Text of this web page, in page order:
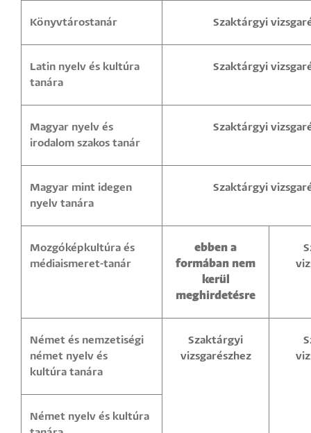
Könyvtárostanár Szaktárgyi
Latin nyelv és kultúra
tanára
Szaktárgyi
Magyar nyelv és
irodalom szakos tanár
Szaktárgyi
Magyar mint idegen
nyelv tanára
Szaktárgyi
Mozgóképkultúra és
médiaismeret-tanár
ebben a
formában nem
kerül
meghirdetésre
Német és nemzetiségi
német nyelv és
kultúra tanára
Szaktárgyi
vizsgarészhez
Német nyelv és kultúra